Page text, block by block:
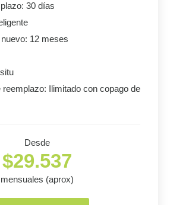
30 días
12 meses
reemplazo: Ilimitado con copago de
Desde
$29.537
mensuales (aprox)